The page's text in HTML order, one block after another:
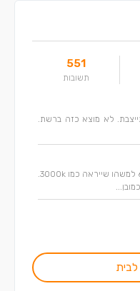
551
תשובות
לא מוצא כזה ברשת.
שלום. יש אפשרות להפוך תאורה 6000k למשהו שייראה כמו 3000k.